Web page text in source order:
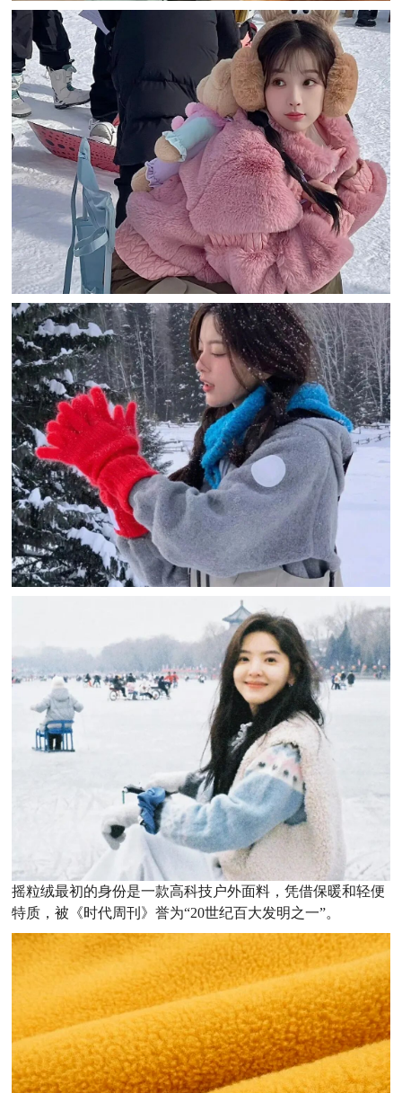
摇粒绒最初的身份是一款高科技户外面料，凭借保暖和轻便
特质，被《时代周刊》誉为“20世纪百大发明之一”。